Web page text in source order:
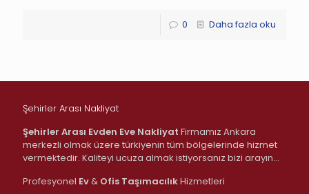
0 Daha fazla oku
Şehirler Arası Nakliyat
Şehirler Arası Evden Eve Nakliyat Firmamız Ankara
merkezli olmak üzere türkiyenin tüm bölgelerinde hizmet
vermektedir. Kaliteyi ucuza almak istiyorsanız bizi arayın…
Profesyonel Ev& Ofis TaşımacılıkHizmetleri